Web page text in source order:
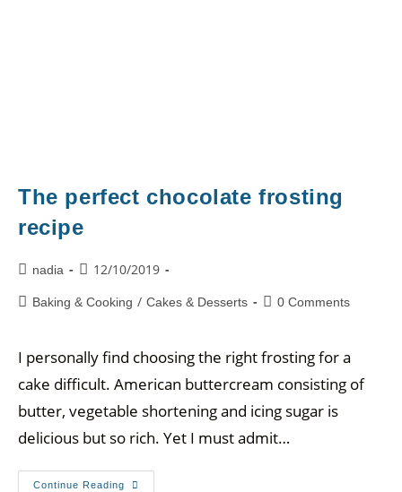
The perfect chocolate frosting
recipe
nadia 12/10/2019
Baking & Cooking / Cakes & Desserts 0 Comments
I personally find choosing the right frosting for a
cake difficult. American buttercream consisting of
butter, vegetable shortening and icing sugar is
delicious but so rich. Yet I must admit…
Continue Reading